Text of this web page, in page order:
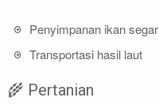
Penyimpanan ikan segar
Transportasi hasil laut
🌾 Pertanian